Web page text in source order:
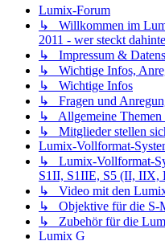
Lumix-Forum
↳ Willkommen im
2011 - wer steckt
↳ Impressum &
↳ Wichtige Infos,
↳ Wichtige Infos
↳ Fragen und
↳ Allgemeine Themen
↳ Mitglieder stellen
Lumix-Vollformat-
↳ Lumix-Vollformat-
S1II, S1IIE, S5 (II, IIX,
↳ Video mit den
↳ Objektive für die S-
↳ Zubehör für die
Lumix G